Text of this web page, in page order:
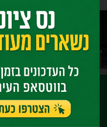
יחידות העירייה
יצירת קשר עם מחלקת גני ילדים
יצירת קשר